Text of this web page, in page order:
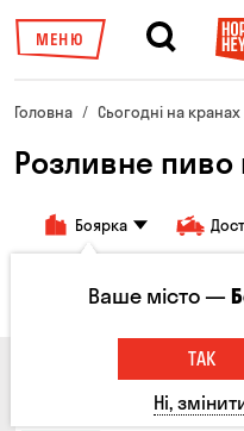
МЕНЮ
Головна Сьогодні на кранах
Розливне пиво
Боярка
Всі товари Пиво
Ваше місто —
ТАК
Ні,